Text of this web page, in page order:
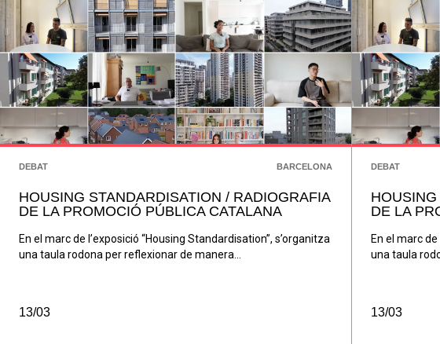
DEBAT BARCELONA
HOUSING STANDARDISATION / RADIOGRAFIA
DE LA PROMOCIÓ PÚBLICA CATALANA
En el marc de l’exposició “Housing Standardisation”, s’organitza
una taula rodona per reflexionar de manera...
13/03
DEBAT
DE LA
En el marc
una taula
13/03